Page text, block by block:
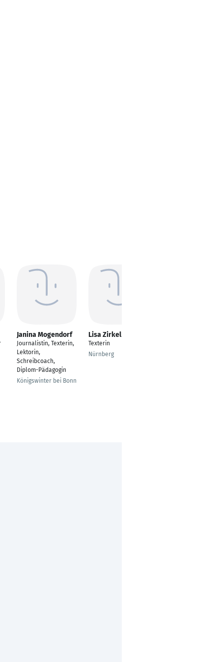
Janina Mogendorf
Journalistin, Texterin,
Lektorin,
Schreibcoach,
Diplom-Pädagogin
Königswinter bei Bonn
Lisa Zirkelbach
Texterin
Nürnberg